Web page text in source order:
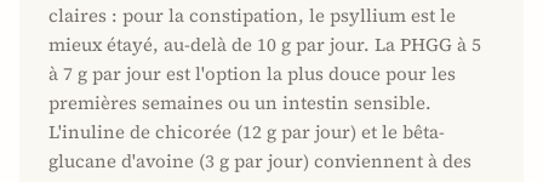
claires : pour la constipation, le psyllium est le
mieux étayé, au-delà de 10 g par jour. La PHGG à 5
à 7 g par jour est l'option la plus douce pour les
premières semaines ou un intestin sensible.
L'inuline de chicorée (12 g par jour) et le bêta-
glucane d'avoine (3 g par jour) conviennent à des